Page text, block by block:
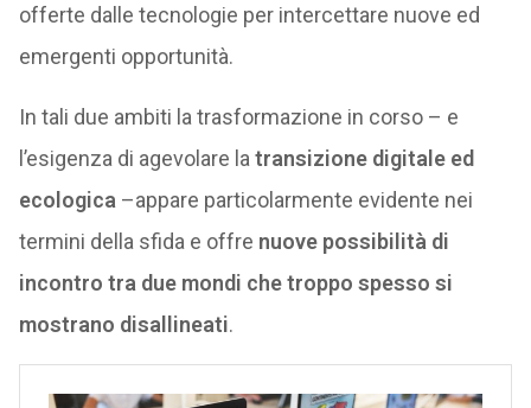
offerte dalle tecnologie per intercettare nuove ed
emergenti opportunità.
In tali due ambiti la trasformazione in corso – e
l’esigenza di agevolare la transizione digitale ed
ecologica –appare particolarmente evidente nei
termini della sfida e offre nuove possibilità di
incontro tra due mondi che troppo spesso si
mostrano disallineati.